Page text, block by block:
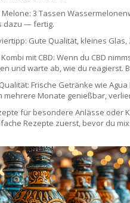
Melone: 3 Tassen
dazu — fertig.
Gute Qualität, kleines
mit CBD: Wenn du CBD
und warte ab, wie du reagierst.
Frische Getränke wie
mehrere Monate genießbar,
für besondere Anlässe oder
Rezepte zuerst, bevor du